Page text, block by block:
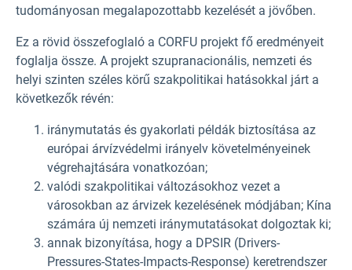
tudományosan megalapozottabb kezelését a jövőben.
Ez a rövid összefoglaló a CORFU projekt fő eredményeit
foglalja össze. A projekt szupranacionális, nemzeti és
helyi szinten széles körű szakpolitikai hatásokkal járt a
következők révén:
iránymutatás és gyakorlati példák biztosítása az
európai árvízvédelmi irányelv követelményeinek
végrehajtására vonatkozóan;
valódi szakpolitikai változásokhoz vezet a
városokban az árvizek kezelésének módjában; Kína
számára új nemzeti iránymutatásokat dolgoztak ki;
annak bizonyítása, hogy a DPSIR (Drivers-
Pressures-States-Impacts-Response) keretrendszer